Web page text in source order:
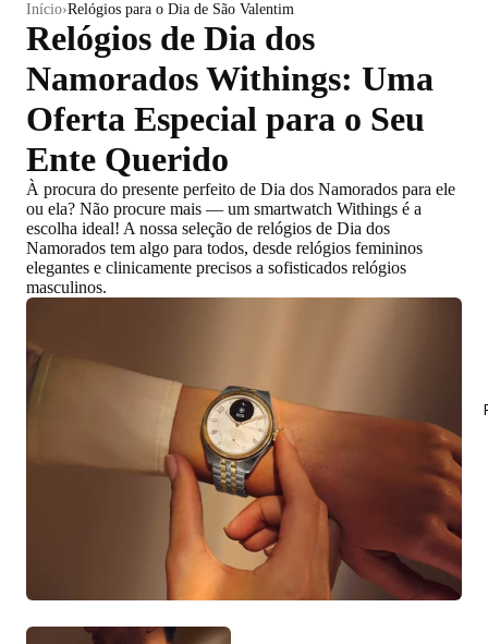
Início Relógios para o Dia de São Valentim
Relógios de Dia dos
Namorados Withings: Uma
Oferta Especial para o Seu
Ente Querido
À procura do presente perfeito de Dia dos Namorados para ele
ou ela? Não procure mais — um smartwatch Withings é a
escolha ideal! A nossa seleção de relógios de Dia dos
Namorados tem algo para todos, desde relógios femininos
elegantes e clinicamente precisos a sofisticados relógios
masculinos.